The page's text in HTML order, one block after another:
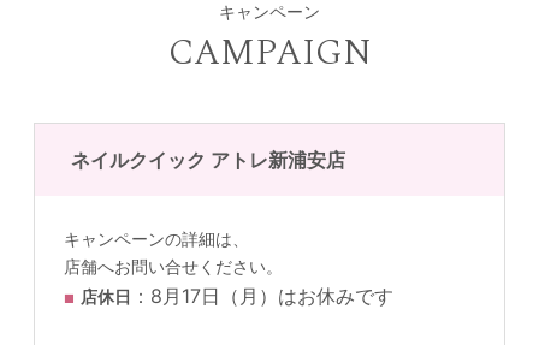
キャンペーン
CAMPAIGN
ネイルクイック アトレ新浦安店
キャンペーンの詳細は、
店舗へお問い合せください。
店休日 ：8月17日（月）はお休みです